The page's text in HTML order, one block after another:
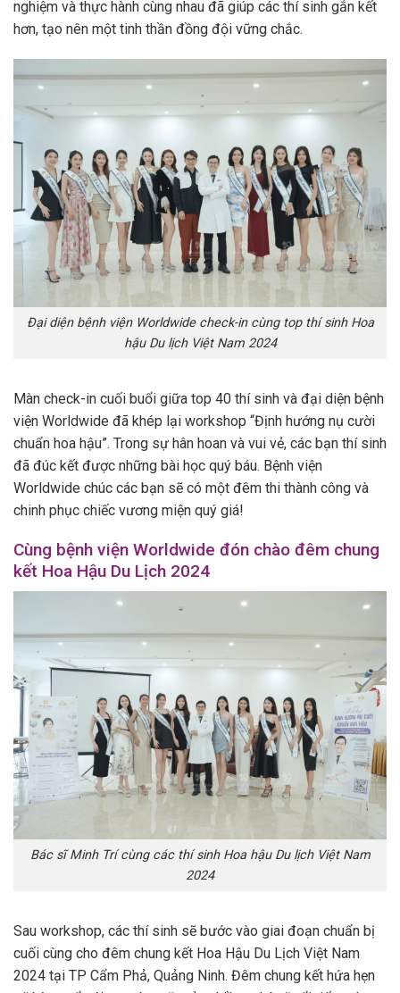
nghiệm và thực hành cùng nhau đã giúp các thí sinh gắn kết
hơn, tạo nên một tinh thần đồng đội vững chắc.
Đại diện bệnh viện Worldwide check-in cùng top thí sinh Hoa
hậu Du lịch Việt Nam 2024
Màn check-in cuối buổi giữa top 40 thí sinh và đại diện bệnh
viện Worldwide đã khép lại workshop “Định hướng nụ cười
chuẩn hoa hậu”. Trong sự hân hoan và vui vẻ, các bạn thí sinh
đã đúc kết được những bài học quý báu. Bệnh viện
Worldwide chúc các bạn sẽ có một đêm thi thành công và
chinh phục chiếc vương miện quý giá!
Cùng bệnh viện Worldwide đón chào đêm chung
kết Hoa Hậu Du Lịch 2024
Bác sĩ Minh Trí cùng các thí sinh Hoa hậu Du lịch Việt Nam
2024
Sau workshop, các thí sinh sẽ bước vào giai đoạn chuẩn bị
cuối cùng cho đêm chung kết Hoa Hậu Du Lịch Việt Nam
2024 tại TP Cẩm Phả, Quảng Ninh. Đêm chung kết hứa hẹn